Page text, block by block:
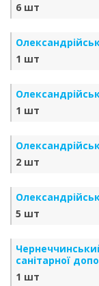
6 шт
1 шт
1 шт
2 шт
5 шт
санітарної
1 шт